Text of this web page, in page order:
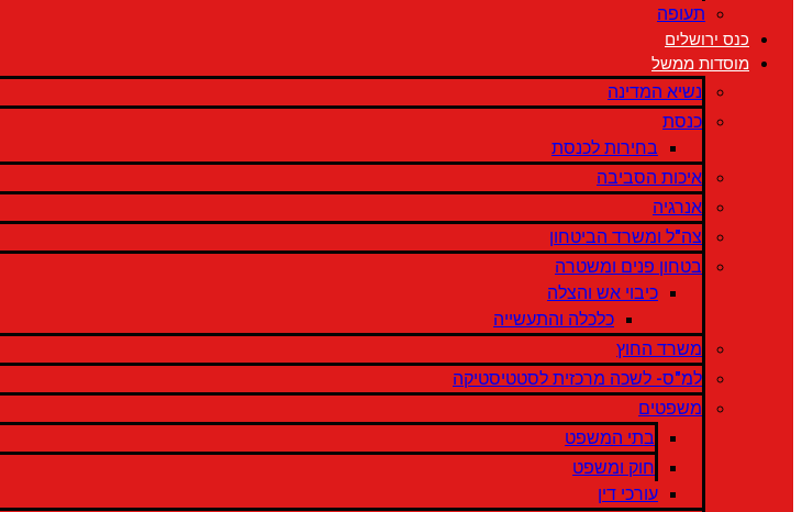
תעופה
כנס ירושלים
מוסדות ממשל
נשיא המדינה
כנסת
בחירות לכנסת
איכות הסביבה
אנרגיה
צה"ל ומשרד הביטחון
בטחון פנים ומשטרה
כיבוי אש והצלה
כלכלה והתעשייה
משרד החוץ
למ"ס- לשכה מרכזית לסטטיסטיקה
משפטים
בתי המשפט
חוק ומשפט
עורכי דין